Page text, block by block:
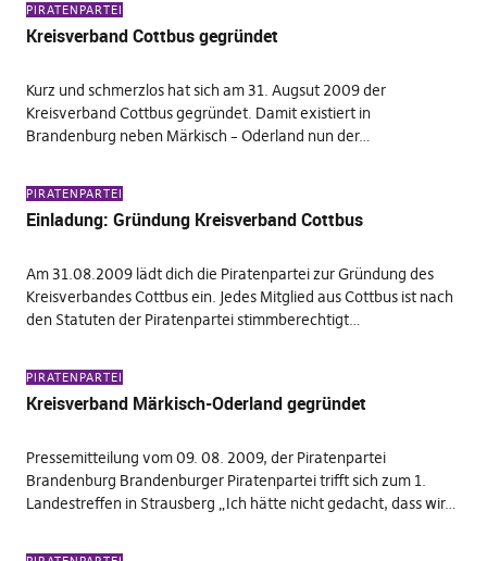
PIRATENPARTEI
Kreisverband Cottbus gegründet
Kurz und schmerzlos hat sich am 31. Augsut 2009 der
Kreisverband Cottbus gegründet. Damit existiert in
Brandenburg neben Märkisch – Oderland nun der…
PIRATENPARTEI
Einladung: Gründung Kreisverband Cottbus
Am 31.08.2009 lädt dich die Piratenpartei zur Gründung des
Kreisverbandes Cottbus ein. Jedes Mitglied aus Cottbus ist nach
den Statuten der Piratenpartei stimmberechtigt…
PIRATENPARTEI
Kreisverband Märkisch-Oderland gegründet
Pressemitteilung vom 09. 08. 2009, der Piratenpartei
Brandenburg Brandenburger Piratenpartei trifft sich zum 1.
Landestreffen in Strausberg „Ich hätte nicht gedacht, dass wir…